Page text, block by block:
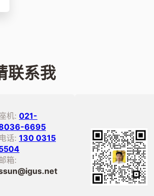
联系我
机:021-
6695
电话:130 0315
箱: